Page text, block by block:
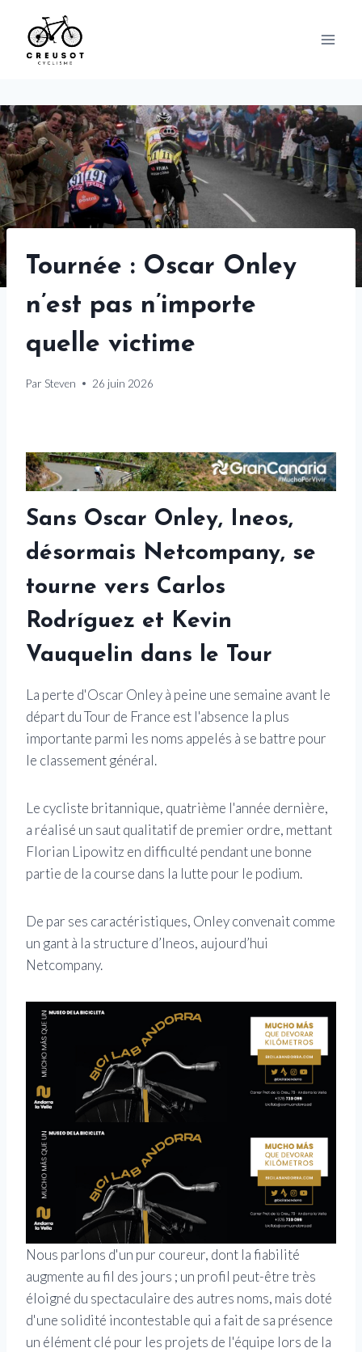
content
Tournée : Oscar Onley
n’est pas n’importe
quelle victime
Par Steven 26 juin 2026
Sans Oscar Onley, Ineos,
désormais Netcompany, se
tourne vers Carlos
Rodríguez et Kevin
Vauquelin dans le Tour
La perte d'Oscar Onley à peine une semaine avant le
départ du Tour de France est l'absence la plus
importante parmi les noms appelés à se battre pour
le classement général.
Le cycliste britannique, quatrième l'année dernière,
a réalisé un saut qualitatif de premier ordre, mettant
Florian Lipowitz en difficulté pendant une bonne
partie de la course dans la lutte pour le podium.
De par ses caractéristiques, Onley convenait comme
un gant à la structure d’Ineos, aujourd’hui
Netcompany.
Nous parlons d'un pur coureur, dont la fiabilité
augmente au fil des jours ; un profil peut-être très
éloigné du spectaculaire des autres noms, mais doté
d'une solidité incontestable qui a fait de sa présence
un élément clé pour les projets de l'équipe lors de la